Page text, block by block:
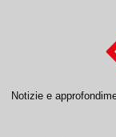
Notizie e